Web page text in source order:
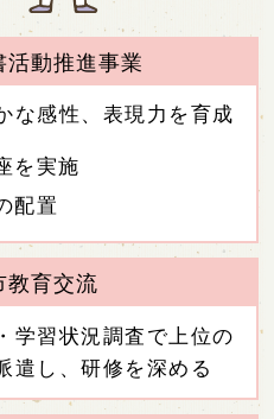
活動推進事業
な感性、表現力を育成
を実施
配置
教育交流
学習状況調査で上位の
遣し、研修を深める